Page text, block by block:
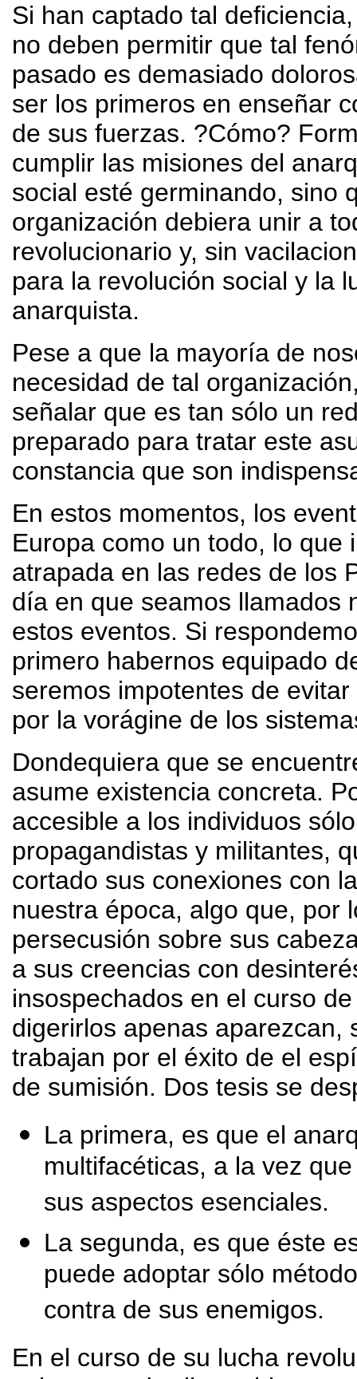
Si han captado tal
no deben permitir que tal
pasado es demasiado
ser los primeros en enseñar
de sus fuerzas. ?Cómo?
cumplir las misiones del
social esté germinando, sino
organización debiera unir a
revolucionario y, sin
para la revolución social y la
anarquista.
Pese a que la mayoría de
necesidad de tal
señalar que es tan sólo un
preparado para tratar este
constancia que son
En estos momentos, los
Europa como un todo, lo que
atrapada en las redes de los
día en que seamos llamados
estos eventos. Si
primero habernos equipado
seremos impotentes de
por la vorágine de los
Dondequiera que se
asume existencia concreta.
accesible a los individuos
propagandistas y militantes,
cortado sus conexiones con
nuestra época, algo que, por
persecusión sobre sus
a sus creencias con
insospechados en el curso
digerirlos apenas aparezcan,
trabajan por el éxito de el
de sumisión. Dos tesis se
La primera, es que el
multifacéticas, a la vez
sus aspectos esenciales.
La segunda, es que éste
puede adoptar sólo
contra de sus enemigos.
En el curso de su lucha